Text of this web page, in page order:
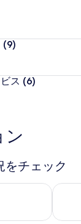
(9)
ス (6)
ン
をチェック
をチェック明日